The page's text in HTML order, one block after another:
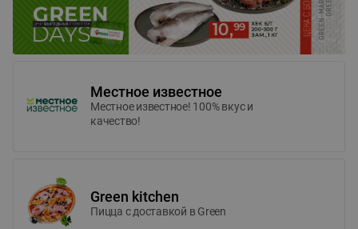
Местное известное
Местное известное! 100% вкус и
качество!
Green kitchen
Пицца c доставкой в Green